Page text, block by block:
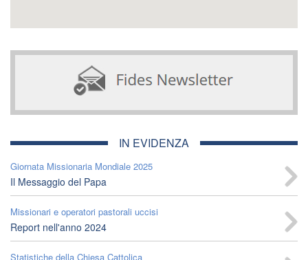
IN EVIDENZA
Giornata Missionaria Mondiale 2025
Il Messaggio del Papa
Missionari e operatori pastorali uccisi
Report nell'anno 2024
Statistiche della Chiesa Cattolica